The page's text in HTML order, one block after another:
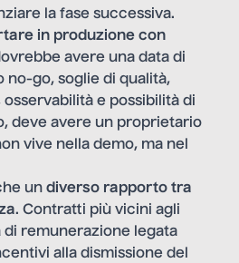
la fase successiva.
in produzione con
avere una data di
go, soglie di qualità,
e possibilità di
deve avere un proprietario
vive nella demo, ma nel
un diverso rapporto tra
. Contratti più vicini agli
remunerazione legata
alla dismissione del